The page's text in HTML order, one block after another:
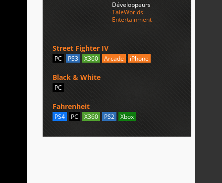
Développeurs
TaleWorlds
Entertainment
Street Fighter IV
PC PS3 X360 Arcade iPhone
Black & White
PC
Fahrenheit
PS4 PC X360 PS2 Xbox